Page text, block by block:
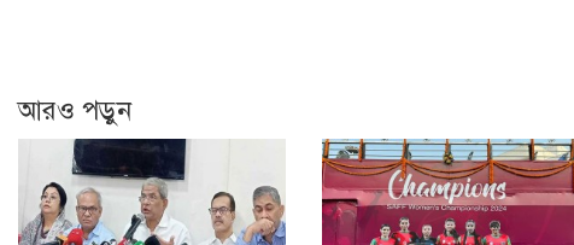
আরও পড়ুন